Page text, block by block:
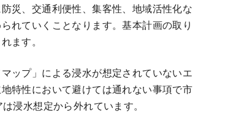
災、交通利便性、集客性、地域活性化な
れていくことなります。基本計画の取り
ます。
ップ」による浸水が想定されていないエ
特性において避けては通れない事項で市
浸水想定から外れています。